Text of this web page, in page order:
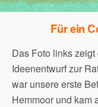
Für ein
Das Foto links
Ideenentwurf zur
war unsere erste
Hemmoor und kam